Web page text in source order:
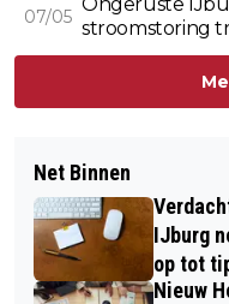
07/05 stroomstoring
Net Binnen
IJburg
op tot
Nieuw